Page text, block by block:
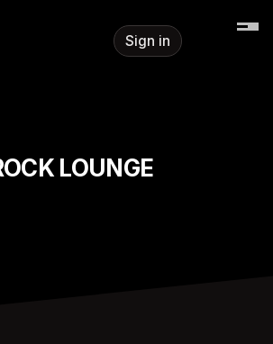
Sign in
LOUNGE